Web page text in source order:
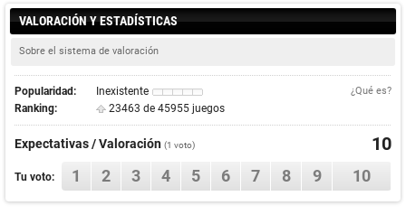
VALORACIÓN Y ESTADÍSTICAS
Sobre el sistema de valoración
Popularidad: Inexistente ¿Qué es?
Ranking: 23463 de 45955 juegos
Expectativas / Valoración (1 voto) 10
Tu voto: 1 2 3 4 5 6 7 8 9 10